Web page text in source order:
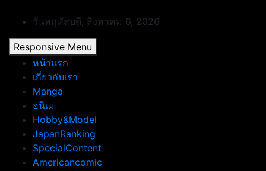
content
วันพฤหัสบดี, สิงหาคม 6, 2026
Responsive Menu
หน้าแรก
เกี่ยวกับเรา
Manga
อนิเม
Hobby&Model
JapanRanking
SpecialContent
Americancomic